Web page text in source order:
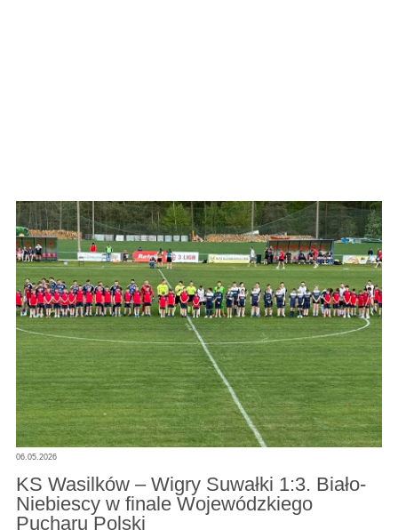
06.05.2026
KS Wasilków – Wigry Suwałki 1:3. Biało-
Niebiescy w finale Wojewódzkiego
Pucharu Polski